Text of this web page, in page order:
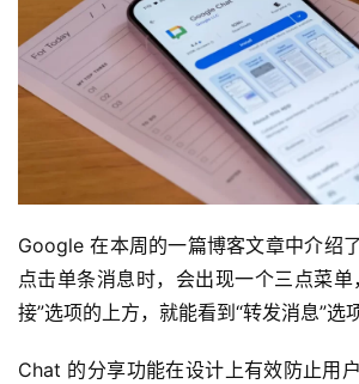
Google 在本周的一篇博客文章中介绍
点击单条消息时，会出现一个三点菜
接”选项的上方，就能看到“转发消息”选项
Chat 的分享功能在设计上有效防止用